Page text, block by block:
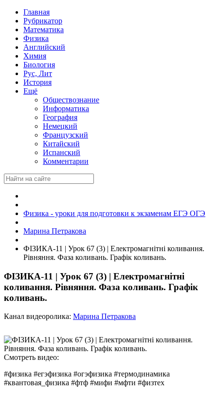
Главная
Рубрикатор
Математика
Физика
Английский
Химия
Биология
Рус, Лит
История
Ещё
Обществознание
Информатика
География
Немецкий
Французский
Китайский
Испанский
Комментарии
Физика - уроки для подготовки к экзаменам ЕГЭ ОГЭ
Марина Петракова
ФІЗИКА-11 | Урок 67 (3) | Електромагнітні коливання.
Рівняння. Фаза коливань. Графік коливань.
ФІЗИКА-11 | Урок 67 (3) | Електромагнітні
коливання. Рівняння. Фаза коливань. Графік
коливань.
Канал видеоролика: Марина Петракова
Смотреть видео:
#физика #егэфизика #огэфизика #термодинамика
#квантовая_физика #фтф #мифи #мфти #физтех